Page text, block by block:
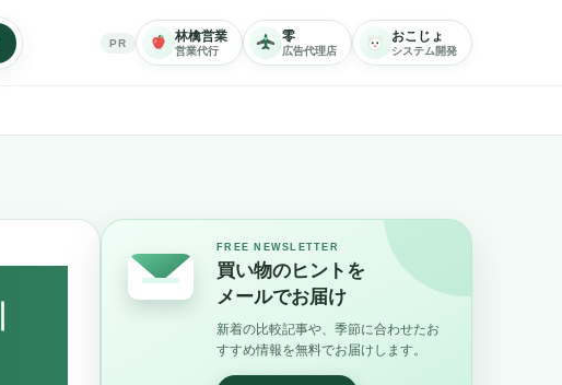
PR
林檎営業
営業代行
零
広告代理店
おこじょ
システム開発
FREE NEWSLETTER
買い物のヒントを
メールでお届け
新着の比較記事や、季節に合わせたお
すすめ情報を無料でお届けします。